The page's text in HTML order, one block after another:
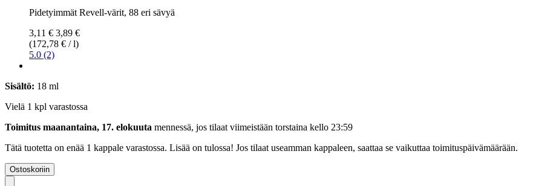
Pidetyimmät Revell-värit, 88 eri sävyä
3,11 € 3,89 €
(172,78 € / l)
5.0 (2)
Sisältö: 18 ml
Vielä 1 kpl varastossa
Toimitus maanantaina, 17. elokuuta mennessä, jos tilaat viimeistään torstaina kello 23:59
Tätä tuotetta on enää 1 kappale varastossa. Lisää on tulossa! Jos tilaat useamman kappaleen, saattaa se vaikuttaa toimituspäivämäärään.
Ostoskoriin